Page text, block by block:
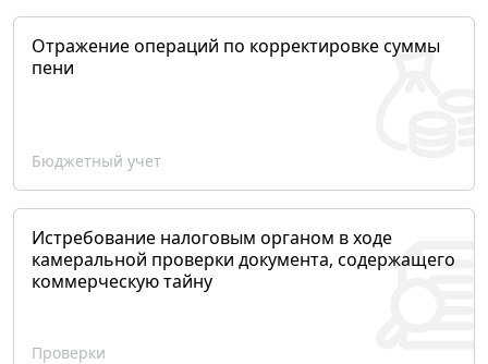
Отражение операций по корректировке суммы
пени
Бюджетный учет
Истребование налоговым органом в ходе
камеральной проверки документа, содержащего
коммерческую тайну
Проверки